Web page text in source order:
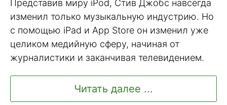
Представив миру iPod, Стив Джобс навсегда
изменил только музыкальную индустрию. Но
с помощью iPad и App Store он изменил уже
целиком медийную сферу, начиная от
журналистики и заканчивая телевидением.
Читать далее ...